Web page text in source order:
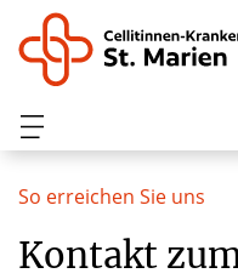
So erreichen Sie uns
Kontakt